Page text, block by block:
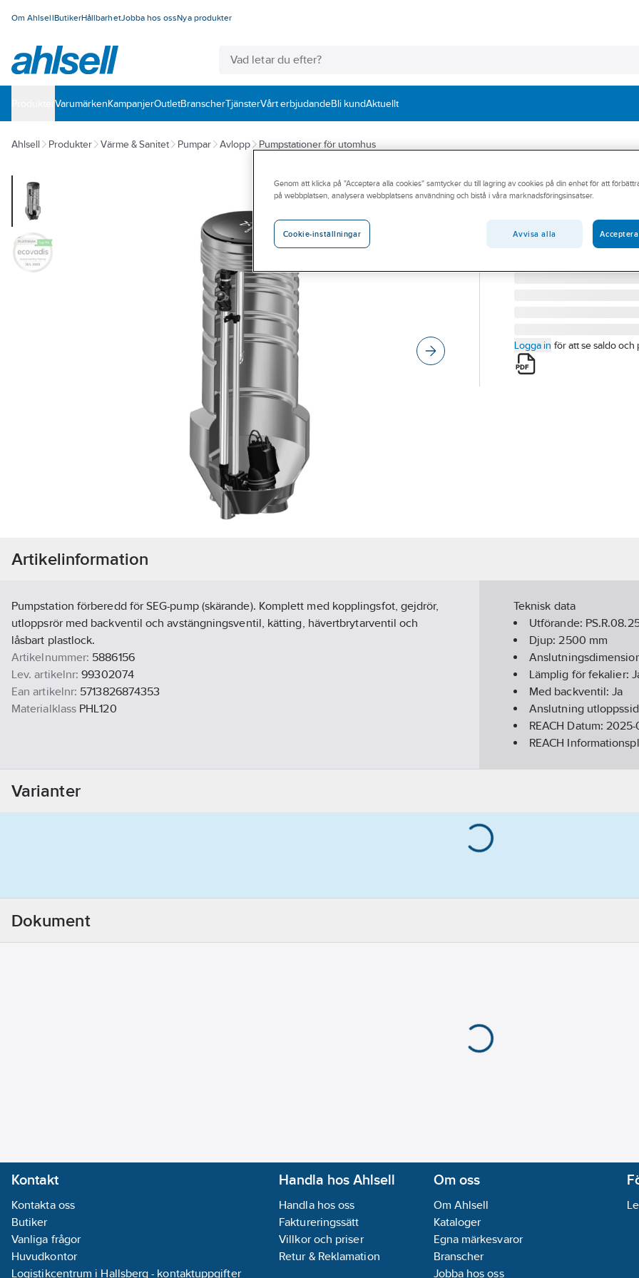
Om AhlsellButikerHållbarhetJobba hos ossNya produkter
VarumärkenKampanjerOutletBranscherTjänsterVårt erbjudandeBli kundAktuellt
Ahlsell Produkter Värme & Sanitet Pumpar Avlopp Pumpstationer för utomhus
GRUNDFOS
Pumpstation
Artikelnummer:
5886156
99302074
Logga in för att se saldo och
Artikelinformation
Pumpstation förberedd för SEG-pump (skärande). Komplett med kopplingsfot, gejdrör,
utloppsrör med backventil och avstängningsventil, kätting, hävertbrytarventil och
låsbart plastlock.
Artikelnummer: 5886156
Lev. artikelnr: 99302074
Ean artikelnr: 5713826874353
Materialklass PHL120
Teknisk data
Utförande:
Djup:2500 mm
Lämplig för fekalier:
Med backventil:Ja
Anslutning
REACH Datum:2025-
REACH
Varianter
Dokument
Kontakt
Kontakta oss
Butiker
Vanliga frågor
Huvudkontor
Logistikcentrum i Hallsberg - kontaktuppgifter
Handla hos Ahlsell
Handla hos oss
Faktureringssätt
Villkor och priser
Retur & Reklamation
Om oss
Om Ahlsell
Kataloger
Egna märkesvaror
Branscher
Jobba hos oss
Genom att klicka på "Acceptera alla cookies" samtycker du till lagring av cookies på din enhet för att
på webbplatsen, analysera webbplatsens användning och bistå i våra marknadsföringsinsatser.
Cookie-inställningar Avvisa alla